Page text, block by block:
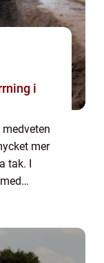
mer
tak. I